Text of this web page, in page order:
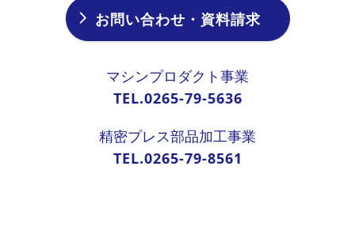
お問い合わせ・資料請求
マシンプロダクト事業
TEL.0265-79-5636
精密プレス部品加工事業
TEL.0265-79-8561